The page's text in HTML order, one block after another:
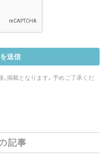
掲載となります。予めご了承くだ
記事